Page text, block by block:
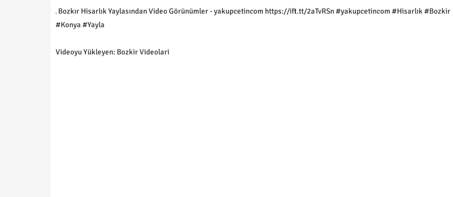
Bozkır Hisarlık Yaylasından Video Görünümler - yakupcetincom https://ift.tt/2aTvRSn #yakupcetincom #Hisarlık #Bozkir
#Konya #Yayla
Videoyu Yükleyen: Bozkir Videolari